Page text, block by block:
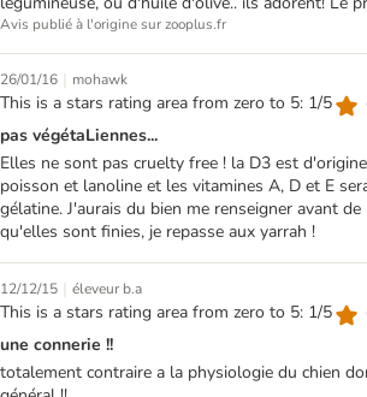
Avis publié à l'origine sur zooplus.fr
26/01/16 | mohawk
This is a stars rating area from zero to 5: 1/5
pas végétaLiennes...
Elles ne sont pas cruelty free ! la D3 est
poisson et lanoline et les vitamines A, D et E
gélatine. J'aurais du bien me renseigner avant de
qu'elles sont finies, je repasse aux yarrah !
12/12/15 | éleveur b.a
This is a stars rating area from zero to 5: 1/5
une connerie !!
totalement contraire a la physiologie du chien